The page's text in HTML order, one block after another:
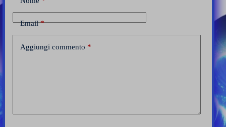
Email*
Aggiungi commento *